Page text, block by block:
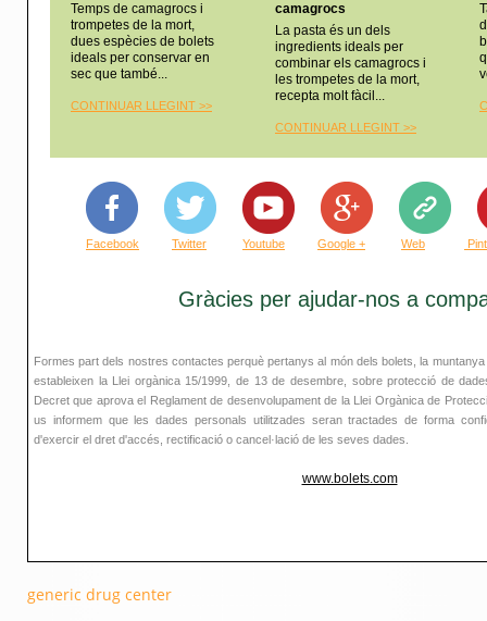
Temps de camagrocs i
trompetes de la mort,
dues espècies de bolets
ideals per conservar en
sec que també...
CONTINUAR LLEGINT >>
camagrocs
La pasta és un dels
ingredients ideals per
combinar els camagrocs i
les trompetes de la mort,
recepta molt fàcil...
CONTINUAR LLEGINT >>
Facebook Twitter Youtube Google + Web
Gràcies per ajudar-nos a
Formes part dels nostres contactes perquè pertanys al món dels bolets, la
estableixen la Llei orgànica 15/1999, de 13 de desembre, sobre protecció de
Decret que aprova el Reglament de desenvolupament de la Llei Orgànica de
us informem que les dades personals utilitzades seran tractades de forma
d'exercir el dret d'accés, rectificació o cancel·lació de les seves dades.
www.bolets.com
generic drug center